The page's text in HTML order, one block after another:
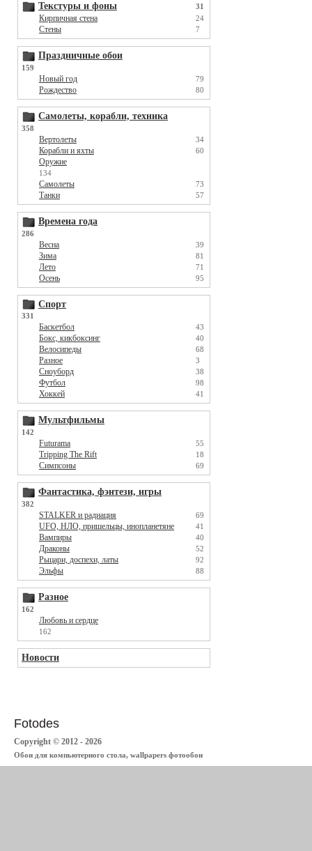
Текстуры и фоны 31
Кирпичная стена 24
Стены 7
Праздничные обои
159
Новый год 79
Рождество 80
Самолеты, корабли, техника
358
Вертолеты 34
Корабли и яхты 60
Оружие
134
Самолеты 73
Танки 57
Времена года
286
Весна 39
Зима 81
Лето 71
Осень 95
Спорт
331
Баскетбол 43
Бокс, кикбоксинг 40
Велосипеды 68
Разное 3
Сноуборд 38
Футбол 98
Хоккей 41
Мультфильмы
142
Futurama 55
Tripping The Rift 18
Симпсоны 69
Фантастика, фэнтези, игры
382
STALKER и радиация 69
UFO, НЛО, пришельцы, инопланетяне 41
Вампиры 40
Драконы 52
Рыцари, доспехи, латы 92
Эльфы 88
Разное
162
Любовь и сердце
162
Новости
Fotodes
Copyright © 2012 - 2026
Обои для компьютерного стола, wallpapers фотообои